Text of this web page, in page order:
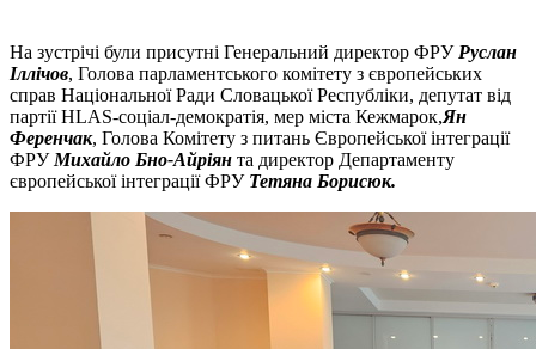
На зустрічі були присутні Генеральний директор ФРУ Руслан
Іллічов, Голова парламентського комітету з європейських
справ Національної Ради Словацької Республіки, депутат від
партії HLAS-соціал-демократія, мер міста Кежмарок,Ян
Ференчак, Голова Комітету з питань Європейської інтеграції
ФРУ Михайло Бно-Айріян та директор Департаменту
європейської інтеграції ФРУ Тетяна Борисюк.